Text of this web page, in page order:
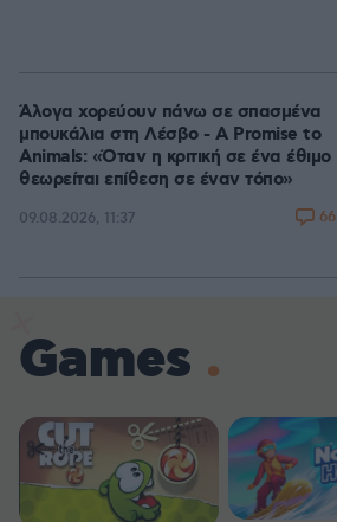
Άλογα χορεύουν πάνω σε σπασμένα
μπουκάλια στη Λέσβο - A Promise to
Animals: «Όταν η κριτική σε ένα έθιμο
θεωρείται επίθεση σε έναν τόπο»
09.08.2026, 11:37 66
Games